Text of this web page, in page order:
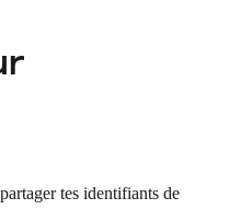
tes identifiants de